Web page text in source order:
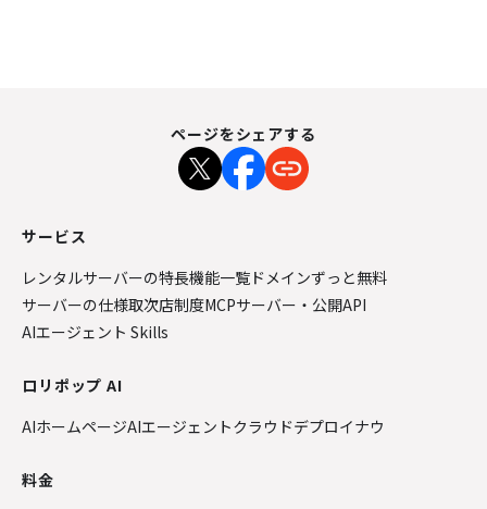
ページをシェアする
サービス
レンタルサーバーの特長機能一覧 ドメインずっと無料
サーバーの仕様取次店制度MCPサーバー・公開API
AIエージェント Skills
ロリポップ AI
AIホームページAIエージェントクラウドデプロイナウ
料金